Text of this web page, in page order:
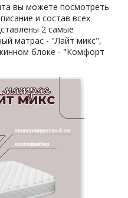
вы можете посмотреть
и состав всех
2 самые
матрас - "Лайт микс",
блоке - "Комфорт